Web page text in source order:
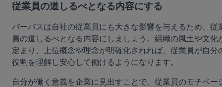
従業員の道しるべとなる内容にする
パーパスは自社の従業員にも大きな影響を与えるため、従
員の道しるべとなる内容にしましょう。組織の風土や文化
定まり、上位概念や理念が明確化されれば、従業員が自分
役割を理解し安心して働けるようになります。
自分が働く意義を企業に見出すことで、従業員のモチベー